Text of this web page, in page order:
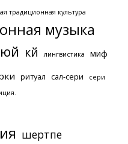
традиционная культура
музыка
күй лингвистика миф
ритуал сал-сери сери
шертпе